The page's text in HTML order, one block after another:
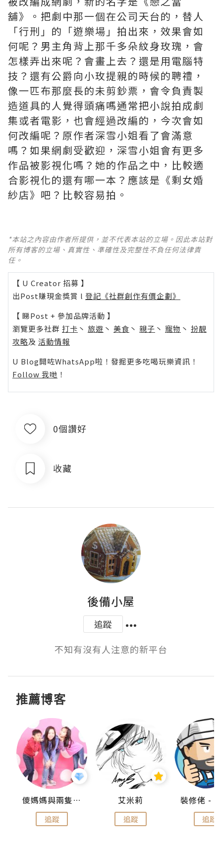
舖》。把劇中那一個在公司天台的，替人
「行刑」的「遊樂場」拍出來，效果會如
何呢？男主角背上那千多朵紋身玫瑰，會
怎樣弄出來呢？會畫上去？還是用電腦特
技？還有公爵向小玫提親的時候的聘禮，
像一匹布那麼長的未剪鈔票，會令負責製
造道具的人覺得頭痛嗎通常把小說拍成劇
集或者電影，也會經過改編的，今次會如
何改編呢？原作者深雪小姐看了會滿意
嗎？如果網劇受歡迎，深雪小姐會有更多
作品被影視化嗎？她的作品之中，比較適
合影視化的還有哪一本？應該是《剩女婚
紗店》吧？比較容易拍。
*本站之內容由作者所提供，並不代表本站的立場。因此本站對
所有博客的立場、真實性、準確性及完整性不負任何法律責
任。
【 U Creator 招募 】
出Post賺現金獎賞 l 登記《社群創作有價企劃》
【 睇Post + 參加品牌活動 】
瀏覽更多社群 打卡 丶 旅遊 丶 美食 丶 親子 丶 寵物 丶 扮靚
攻略及 活動情報
U Blog開咗WhatsApp啦！發掘更多吃喝玩樂資訊！
Follow 我哋 ！
0個讚好
收藏
後備小屋
追蹤
不知有沒有人注意的新平台
推薦博客
儍媽媽與兩隻小魔怪之家
追蹤
艾米莉
追蹤 追蹤